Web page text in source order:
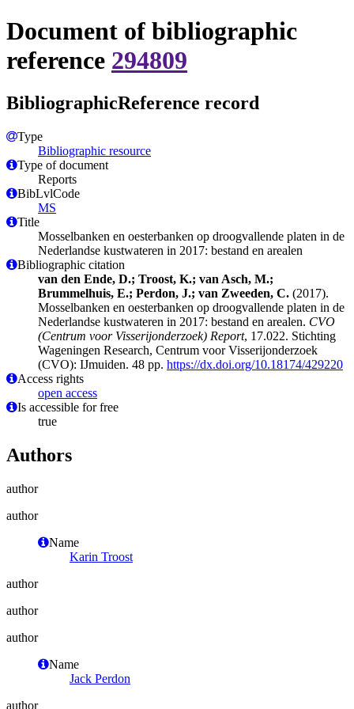
Document of bibliographic
reference 294809
BibliographicReference record
Type
Bibliographic resource
Type of document
Reports
BibLvlCode
MS
Title
Mosselbanken en oesterbanken op droogvallende platen in de
Nederlandse kustwateren in 2017: bestand en arealen
Bibliographic citation
van den Ende, D.; Troost, K.; van Asch, M.;
Brummelhuis, E.; Perdon, J.; van Zweeden, C. (2017).
Mosselbanken en oesterbanken op droogvallende platen in de
Nederlandse kustwateren in 2017: bestand en arealen. CVO
(Centrum voor Visserijonderzoek) Report, 17.022. Stichting
Wageningen Research, Centrum voor Visserijonderzoek
(CVO): IJmuiden. 48 pp. https://dx.doi.org/10.18174/429220
Access rights
open access
Is accessible for free
true
Authors
author
author
Name
Karin Troost
author
author
author
Name
Jack Perdon
author